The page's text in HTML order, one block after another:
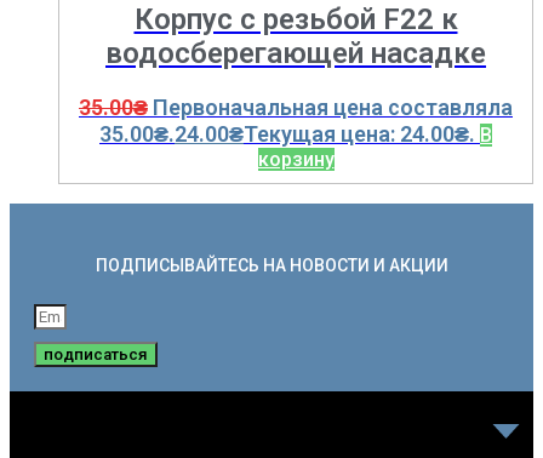
Корпус с резьбой F22 к
водосберегающей насадке
35.00₴ Первоначальная цена составляла
35.00₴.24.00₴Текущая цена: 24.00₴. В
корзину
ПОДПИСЫВАЙТЕСЬ НА НОВОСТИ И АКЦИИ
подписаться